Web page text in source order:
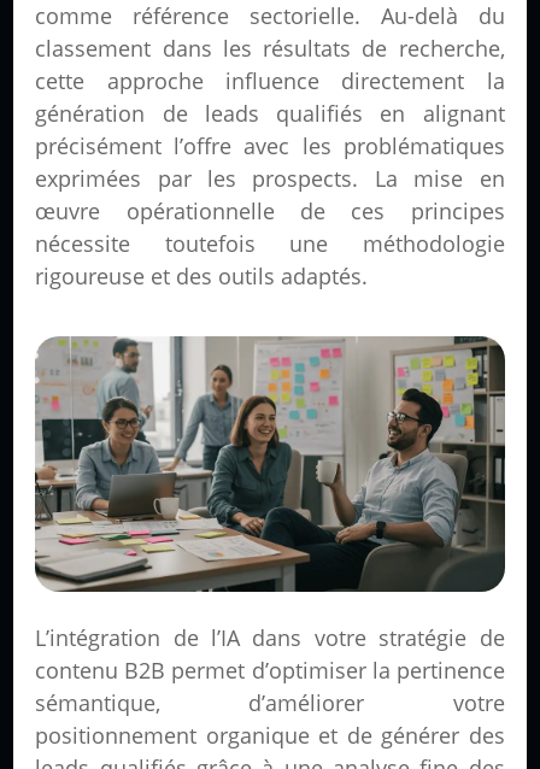
comme référence sectorielle. Au-delà du
classement dans les résultats de recherche,
cette approche influence directement la
génération de leads qualifiés en alignant
précisément l’offre avec les problématiques
exprimées par les prospects. La mise en
œuvre opérationnelle de ces principes
nécessite toutefois une méthodologie
rigoureuse et des outils adaptés.
L’intégration de l’IA dans votre stratégie de
contenu B2B permet d’optimiser la pertinence
sémantique, d’améliorer votre
positionnement organique et de générer des